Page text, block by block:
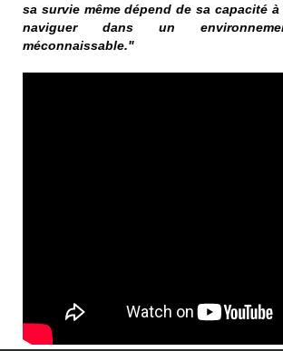
sa survie même dépend de sa capacité
naviguer dans un
méconnaissable."